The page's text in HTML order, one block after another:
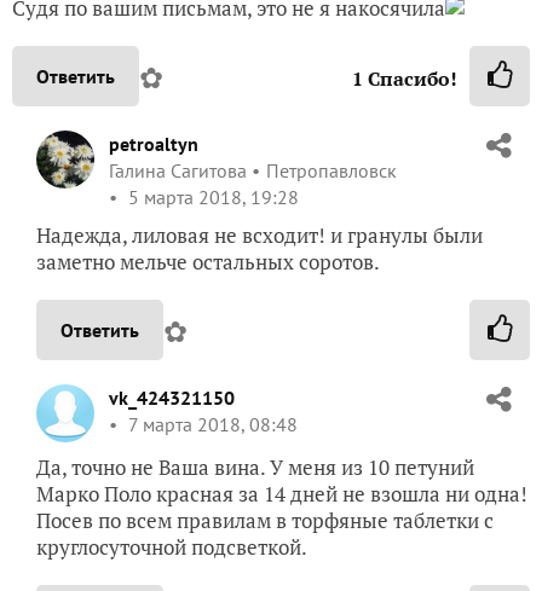
Судя по вашим письмам, это не я накосячила
Ответить ✿ 1 Спасибо!
petroaltyn
Галина Сагитова
Петропавловск
5 марта 2018, 19:28
Надежда, лиловая не всходит! и гранулы были
заметно мельче остальных соротов.
Ответить ✿
vk_424321150
7 марта 2018, 08:48
Да, точно не Ваша вина. У меня из 10 петуний
Марко Поло красная за 14 дней не взошла ни одна!
Посев по всем правилам в торфяные таблетки с
круглосуточной подсветкой.